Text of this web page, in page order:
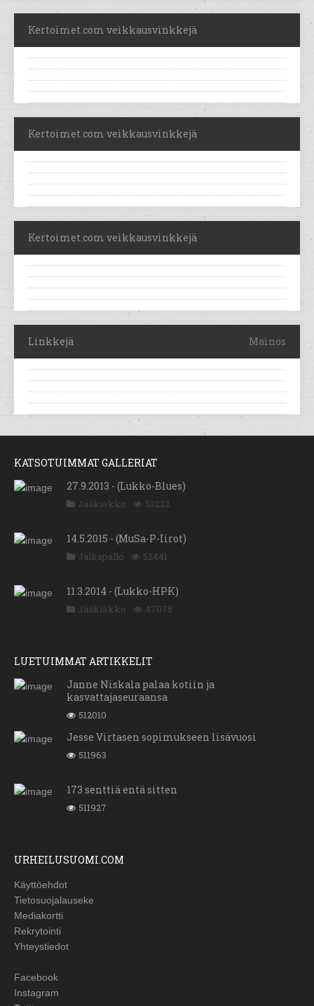
Kertoimet.com veikkausvinkkejä
Kertoimet.com veikkausvinkkejä
Kertoimet.com veikkausvinkkejä
Linkkejä Mainos
KATSOTUIMMAT GALLERIAT
27.9.2013 - (Lukko-Blues)
Jääkiekko 53222
14.5.2015 - (MuSa-P-Iirot)
Jalkapallo 52441
11.3.2014 - (Lukko-HPK)
Jääkiekko 47075
LUETUIMMAT ARTIKKELIT
Janne Niskala palaa kotiin ja
kasvattajaseuraansa
512010
Jesse Virtasen sopimukseen lisävuosi
511963
173 senttiä entä sitten
511927
URHEILUSUOMI.COM
Käyttöehdot
Tietosuojalauseke
Mediakortti
Rekrytointi
Yhteystiedot
Facebook
Instagram